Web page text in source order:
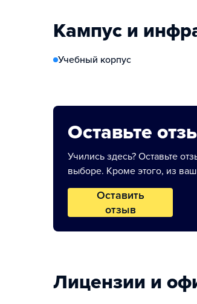
Кампус и
Учебный корпус
Оставьте
Учились здесь? Оставьте
выборе. Кроме этого, из
Оставить
отзыв
Лицензии и